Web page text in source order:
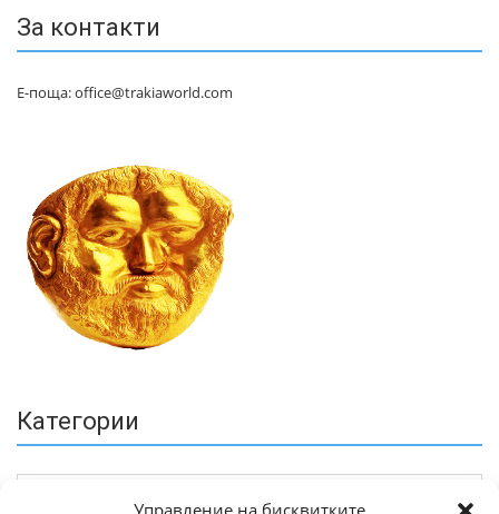
Управление на бисквитките
За контакти
Е-поща: office@trakiaworld.com
Категории